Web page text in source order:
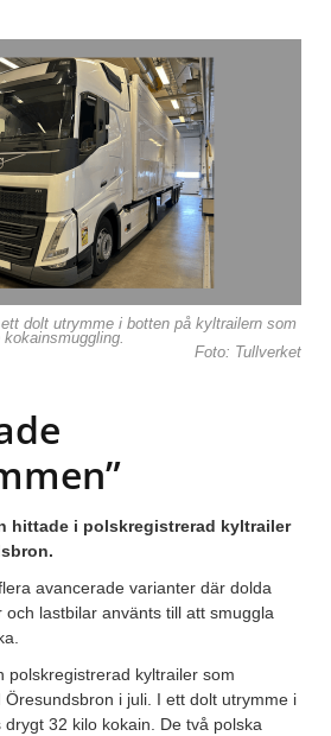
dolt utrymme i botten på kyltrailern som
Foto: Tullverket
hittade i polskregistrerad kyltrailer
avancerade varianter där dolda
lastbilar använts till att smuggla
polskregistrerad kyltrailer som
i juli. I ett dolt utrymme i
32 kilo kokain. De två polska